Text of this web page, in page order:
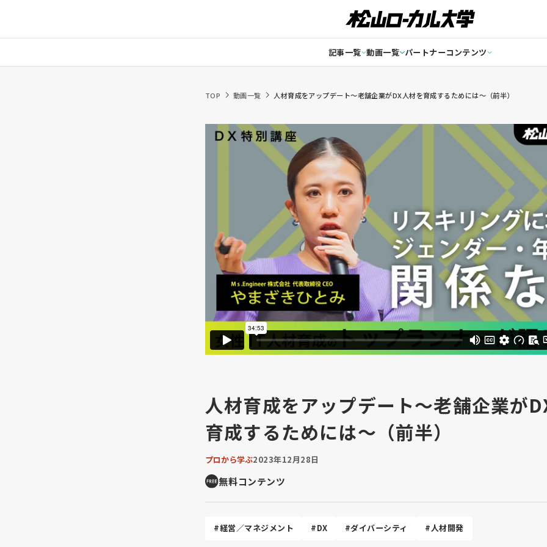
記事一覧 動画一覧 パートナーコンテンツ
TOP 動画一覧 人材育成をアップデート～老舗企業がDX人材を育成するためには～（前半）
人材育成をアップデート～老舗企業が
育成するためには～（前半）
プロから学ぶ2023年12月28日
無料コンテンツ
#経営／マネジメント #DX #ダイバーシティ #人材開発